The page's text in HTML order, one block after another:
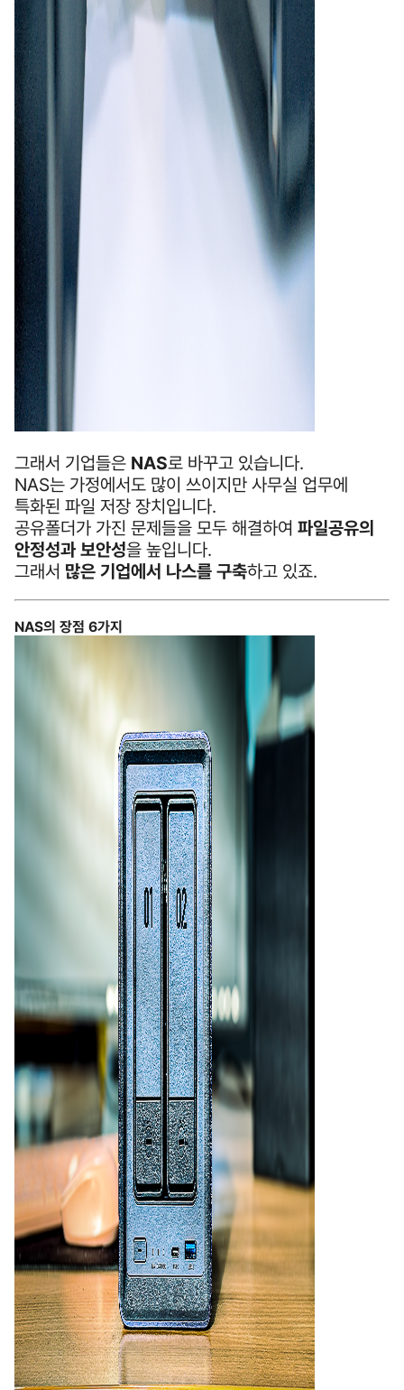
그래서 기업들은 NAS로 바꾸고 있습니다.
NAS는 가정에서도 많이 쓰이지만 사무실 업무에
특화된 파일 저장 장치입니다.
공유폴더가 가진 문제들을 모두 해결하여 파일공유의
안정성과 보안성을 높입니다.
그래서 많은 기업에서 나스를 구축하고 있죠.
NAS의 장점 6가지